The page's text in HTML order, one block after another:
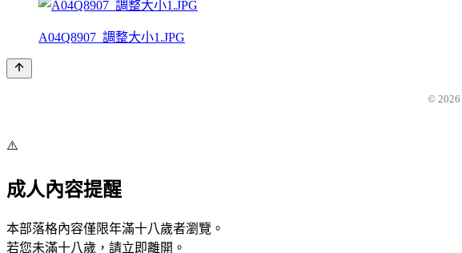
A04Q8907_調整大小1.JPG
© 2026
⚠️
成人內容提醒
本部落格內容僅限年滿十八歲者瀏覽。
若您未滿十八歲，請立即離開。